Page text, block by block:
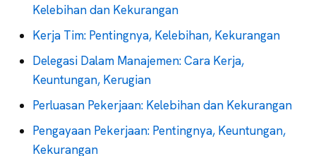
Kelebihan dan Kekurangan
Kerja Tim: Pentingnya, Kelebihan, Kekurangan
Delegasi Dalam Manajemen: Cara Kerja,
Keuntungan, Kerugian
Perluasan Pekerjaan: Kelebihan dan Kekurangan
Pengayaan Pekerjaan: Pentingnya, Keuntungan,
Kekurangan